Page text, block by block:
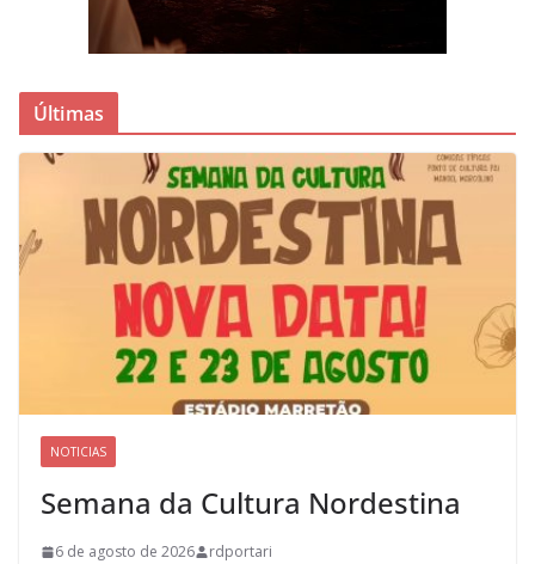
Últimas
NOTICIAS
Semana da Cultura Nordestina
6 de agosto de 2026 rdportari